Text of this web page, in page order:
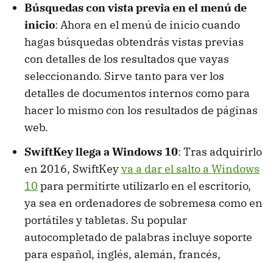
Búsquedas con vista previa en el menú de
inicio: Ahora en el menú de inicio cuando
hagas búsquedas obtendrás vistas previas
con detalles de los resultados que vayas
seleccionando. Sirve tanto para ver los
detalles de documentos internos como para
hacer lo mismo con los resultados de páginas
web.
SwiftKey llega a Windows 10: Tras adquirirlo
en 2016, SwiftKeyva a dar el salto a Windows
10 para permitirte utilizarlo en el escritorio,
ya sea en ordenadores de sobremesa como en
portátiles y tabletas. Su popular
autocompletado de palabras incluye soporte
para español, inglés, alemán, francés,